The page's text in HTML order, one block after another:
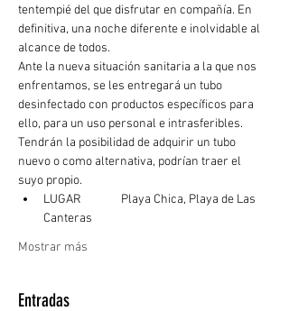
tentempié del que disfrutar en compañía. En
definitiva, una noche diferente e inolvidable al
alcance de todos.
Ante la nueva situación sanitaria a la que nos
enfrentamos, se les entregará un tubo
desinfectado con productos específicos para
ello, para un uso personal e intrasferibles.
Tendrán la posibilidad de adquirir un tubo
nuevo o como alternativa, podrían traer el
suyo propio.
LUGAR	  Playa Chica, Playa de Las
Canteras
Mostrar más
Entradas